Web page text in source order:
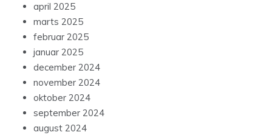
april 2025
marts 2025
februar 2025
januar 2025
december 2024
november 2024
oktober 2024
september 2024
august 2024